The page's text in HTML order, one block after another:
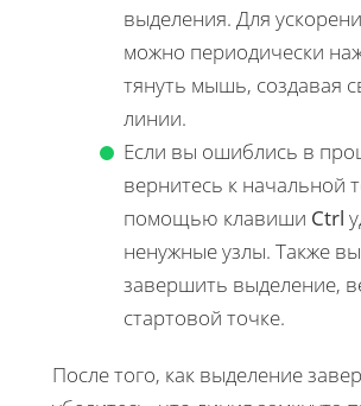
выделения. Для
можно периодически
тянуть мышь, создавая
линии.
Если вы ошиблись в
вернитесь к начальной
помощью клавиши Ctrl
ненужные узлы. Также
завершить выделение,
стартовой точке.
После того, как выделение